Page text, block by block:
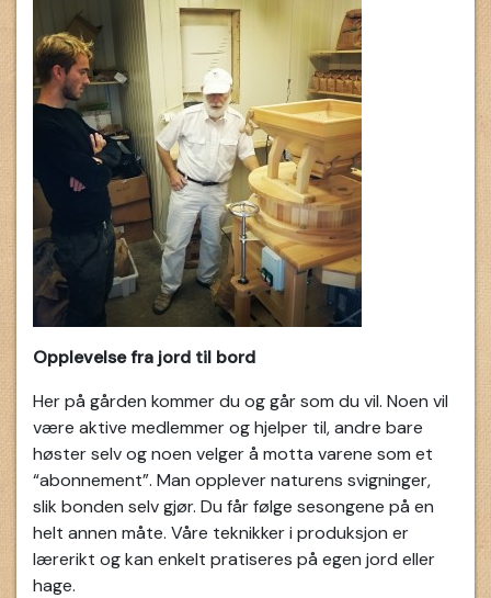
Opplevelse fra jord til bord
Her på gården kommer du og går som du vil. Noen vil
være aktive medlemmer og hjelper til, andre bare
høster selv og noen velger å motta varene som et
“abonnement”. Man opplever naturens svigninger,
slik bonden selv gjør. Du får følge sesongene på en
helt annen måte. Våre teknikker i produksjon er
lærerikt og kan enkelt pratiseres på egen jord eller
hage.